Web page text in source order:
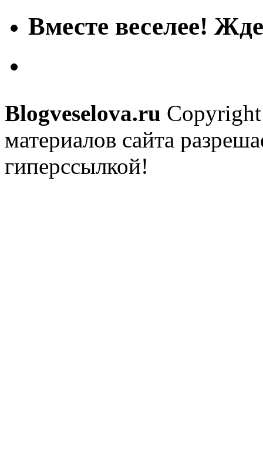
Вместе веселее!
Blogveselova.ru
материалов сайта
гиперссылкой!